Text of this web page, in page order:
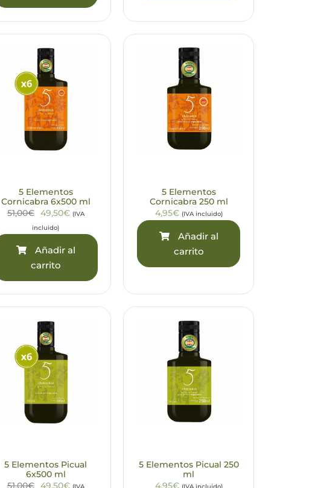
5 Elementos
Cornicabra 6x500 ml
51,00€ 49,50€ (IVA
incluido)
Añadir al
carrito
5 Elementos
Cornicabra 250 ml
4,95€ (IVA incluido)
Añadir al
carrito
5 Elementos Picual
6x500 ml
5 Elementos Picual 250
ml